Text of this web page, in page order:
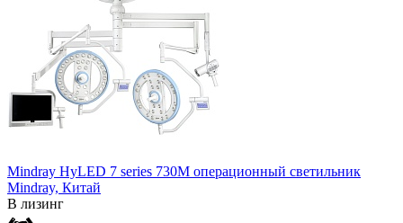
Mindray HyLED 7 series 730M операционный светильник
Mindray, Китай
В лизинг